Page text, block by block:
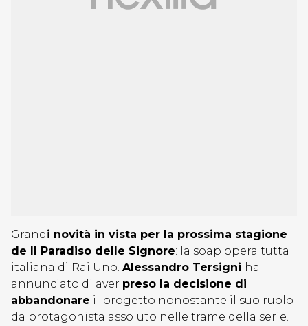
Grandi novità in vista per la prossima stagione
de Il Paradiso delle Signore: la soap opera tutta
italiana di Rai Uno. Alessandro Tersigni ha
annunciato di aver preso la decisione di
abbandonare il progetto nonostante il suo ruolo
da protagonista assoluto nelle trame della serie.